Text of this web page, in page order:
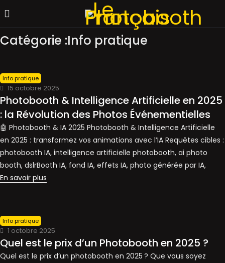
Catégorie :Info pratique
Info pratique
15 octobre 2025
Photobooth & Intelligence Artificielle en 2025
: la Révolution des Photos Événementielles
🤖 Photobooth & IA 2025 Photobooth & Intelligence Artificielle
en 2025 : transformez vos animations avec l’IA Requêtes cibles :
photobooth IA, intelligence artificielle photobooth, ai photo
booth, dslrBooth IA, fond IA, effets IA, photo générée par IA,
En savoir plus
Info pratique
1 octobre 2025
Quel est le prix d’un Photobooth en 2025 ?
Quel est le prix d’un photobooth en 2025 ? Que vous soyez